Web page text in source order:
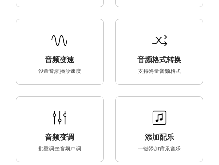
音频变速
设置音频播放速度
音频格式转换
支持海量音频格式
音频变调
批量调整音频声调
添加配乐
一键添加背景音乐